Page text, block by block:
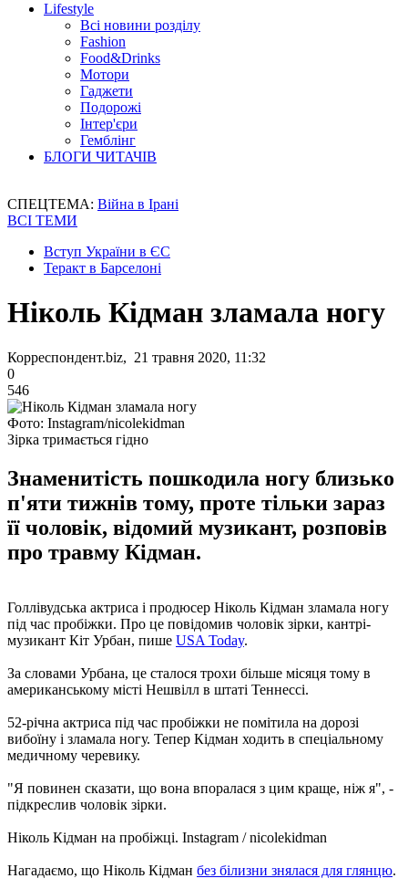
Lifestyle
Всі новини розділу
Fashion
Food&Drinks
Мотори
Гаджети
Подорожі
Інтер'єри
Гемблінг
БЛОГИ ЧИТАЧІВ
СПЕЦТЕМА: Війна в Ірані
ВСІ ТЕМИ
Вступ України в ЄС
Теракт в Барселоні
Ніколь Кідман зламала ногу
Корреспондент.biz, 21 травня 2020, 11:32
0
546
Фото: Instagram/nicolekidman
Зірка тримається гідно
Знаменитість пошкодила ногу близько
п'яти тижнів тому, проте тільки зараз
її чоловік, відомий музикант, розповів
про травму Кідман.
Голлівудська актриса і продюсер Ніколь Кідман зламала ногу
під час пробіжки. Про це повідомив чоловік зірки, кантрі-
музикант Кіт Урбан, пише USA Today.
За словами Урбана, це сталося трохи більше місяця тому в
американському місті Нешвілл в штаті Теннессі.
52-річна актриса під час пробіжки не помітила на дорозі
вибоїну і зламала ногу. Тепер Кідман ходить в спеціальному
медичному черевику.
"Я повинен сказати, що вона впоралася з цим краще, ніж я", -
підкреслив чоловік зірки.
Ніколь Кідман на пробіжці. Instagram / nicolekidman
Нагадаємо, що Ніколь Кідман без білизни знялася для глянцю.